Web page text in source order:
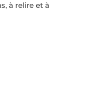
à relire et à